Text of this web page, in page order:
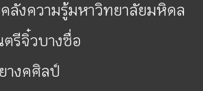
ลังความรู้มหาวิทยาลัยมหิดล
รีจิ๋วบางซื่อ
างคศิลป์